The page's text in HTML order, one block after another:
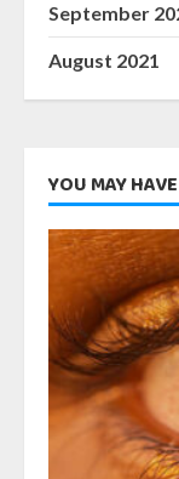
September
August 2021
YOU MAY